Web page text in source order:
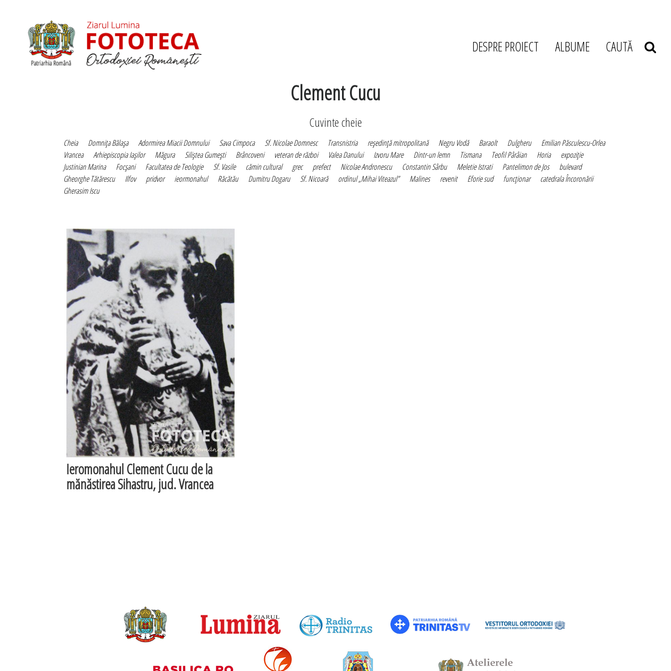
DESPRE PROIECT ALBUME CAUTĂ
Clement Cucu
Cuvinte cheie
Cheia Domniţa Bălaşa Adormirea Miacii Domnului Sava Cimpoca Sf. Nicolae Domnesc Transnistria reşedinţă mitropolitană Negru Vodă Baraolt Dulgheru
Emilian Păsculescu-Orlea
Vrancea
Arhiepiscopia Iaşilor Măgura Siliştea Gumeşti Brâncoveni veteran de război Valea Danului Izvoru Mare Dintr-un lemn Tismana Teofil Pârâian Horia
expoziţie
Justinian Marina
Focşani Facultatea de Teologie Sf. Vasile cămin cultural grec prefect Nicolae Andronescu Constantin Sârbu Meletie Istrati Pantelimon de Jos
bulevard
Gheorghe Tătărescu
Ilfov pridvor ieormonahul Răcătău Dumitru Dogaru Sf. Nicoară ordinul „Mihai Viteazul” Malines revenit Eforie sud funcţionar
catedrala Încoronării
Gherasim Iscu
Ieromonahul Clement Cucu de la
mănăstirea Sihastru, jud. Vrancea